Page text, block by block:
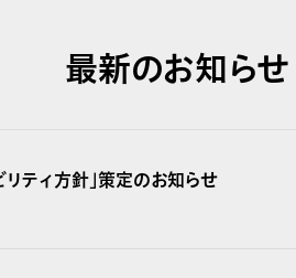
最新のお知らせ
リティ方針」策定のお知らせ